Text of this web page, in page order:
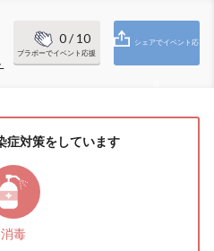
0/ 10
ブラボーでイベント応援
シェアでイベント応
症対策をしています
消毒